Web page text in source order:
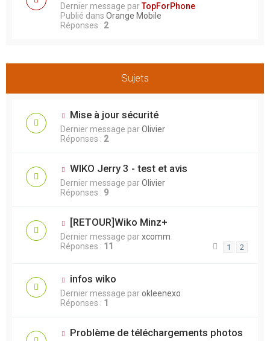
Dernier message parTopForPhone
Publié dans Orange Mobile
Réponses : 2
Sujets
Mise à jour sécurité
Dernier message parOlivier
Réponses : 2
WIKO Jerry 3 - test et avis
Dernier message parOlivier
Réponses : 9
[RETOUR]Wiko Minz+
Dernier message parxcomm
Réponses : 11 1 2
infos wiko
Dernier message parokleenexo
Réponses : 1
Problème de téléchargements photos